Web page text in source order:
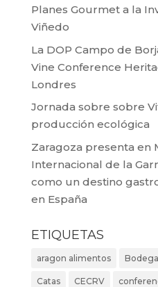
Planes Gourmet a la
Viñedo
La DOP Campo de
Vine Conference
Londres
Jornada sobre sobre
producción ecológica
Zaragoza presenta en
Internacional de la
como un destino
en España
ETIQUETAS
aragon alimentos
Catas CECRV